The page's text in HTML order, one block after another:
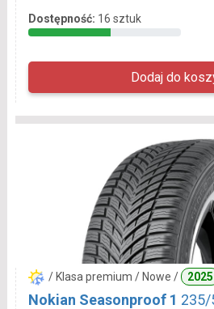
Dostępność: 16 sztuk
/ Klasa premium / Nowe / 2025
Nokian Seasonproof 1 235/